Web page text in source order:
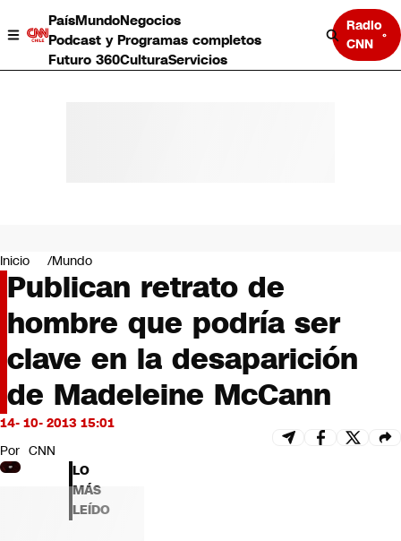
PaísMundoNegocios
Podcast y Programas completos
Futuro 360CulturaServicios
Radio
CNN
Negocios
Deportes
Programas completos
Cultura
Servicios
Bits
CNN tiempo
Futuro 360
Inicio Mundo
Publican retrato de
hombre que podría ser
clave en la desaparición
de Madeleine McCann
14- 10- 2013 15:01
Por CNN
LO
MÁS
LEÍDO